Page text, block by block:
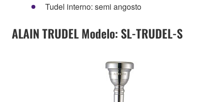
Tudel interno: semi angosto
ALAIN TRUDEL Modelo: SL-TRUDEL-S